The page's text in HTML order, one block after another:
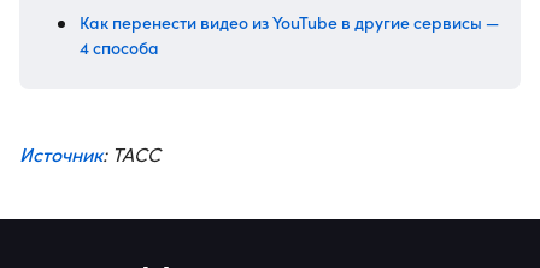
Как перенести видео из YouTube в другие сервисы —
4 способа
Источник: ТАСС